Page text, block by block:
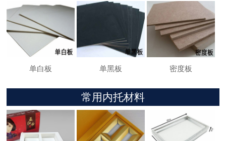
单白板 单黑板 密度板
常用内托材料